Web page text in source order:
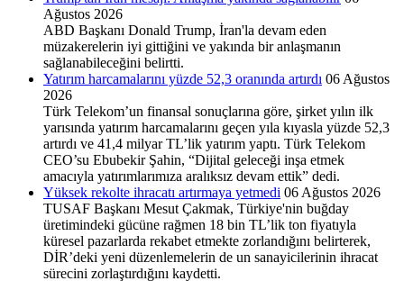
Ağustos 2026
ABD Başkanı Donald Trump, İran'la devam eden
müzakerelerin iyi gittiğini ve yakında bir anlaşmanın
sağlanabileceğini belirtti.
Yatırım harcamalarını yüzde 52,3 oranında artırdı 06 Ağustos
2026
Türk Telekom’un finansal sonuçlarına göre, şirket yılın ilk
yarısında yatırım harcamalarını geçen yıla kıyasla yüzde 52,3
artırdı ve 41,4 milyar TL’lik yatırım yaptı. Türk Telekom
CEO’su Ebubekir Şahin, “Dijital geleceği inşa etmek
amacıyla yatırımlarımıza aralıksız devam ettik” dedi.
Yüksek rekolte ihracatı artırmaya yetmedi 06 Ağustos 2026
TUSAF Başkanı Mesut Çakmak, Türkiye'nin buğday
üretimindeki gücüne rağmen 18 bin TL’lik ton fiyatıyla
küresel pazarlarda rekabet etmekte zorlandığını belirterek,
DİR’deki yeni düzenlemelerin de un sanayicilerinin ihracat
sürecini zorlaştırdığını kaydetti.